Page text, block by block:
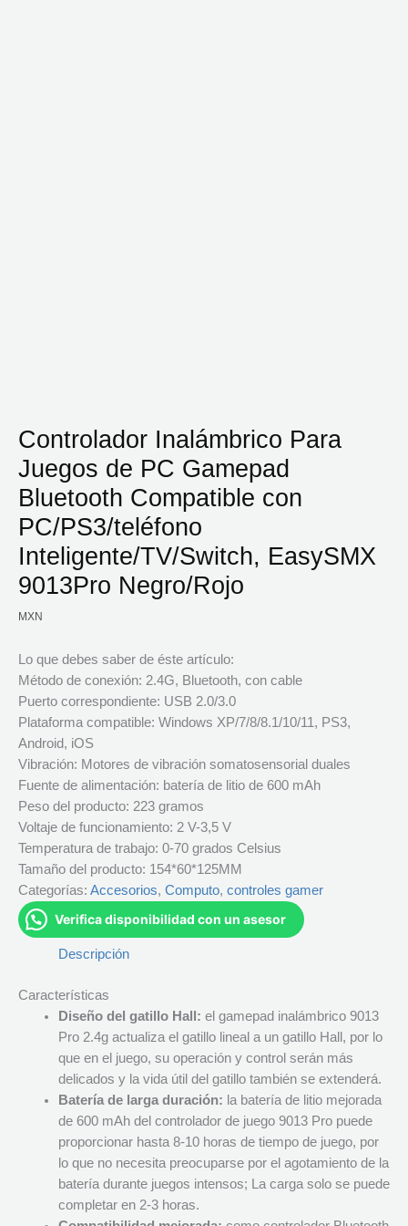
Controlador Inalámbrico Para
Juegos de PC Gamepad
Bluetooth Compatible con
PC/PS3/teléfono
Inteligente/TV/Switch, EasySMX
9013Pro Negro/Rojo
MXN
Lo que debes saber de éste artículo:
Método de conexión: 2.4G, Bluetooth, con cable
Puerto correspondiente: USB 2.0/3.0
Plataforma compatible: Windows XP/7/8/8.1/10/11, PS3,
Android, iOS
Vibración: Motores de vibración somatosensorial duales
Fuente de alimentación: batería de litio de 600 mAh
Peso del producto: 223 gramos
Voltaje de funcionamiento: 2 V-3,5 V
Temperatura de trabajo: 0-70 grados Celsius
Tamaño del producto: 154*60*125MM
Categorías: Accesorios, Computo, controles gamer
Verifica disponibilidad con un asesor
Descripción
Características
Diseño del gatillo Hall: el gamepad inalámbrico 9013
Pro 2.4g actualiza el gatillo lineal a un gatillo Hall, por lo
que en el juego, su operación y control serán más
delicados y la vida útil del gatillo también se extenderá.
Batería de larga duración: la batería de litio mejorada
de 600 mAh del controlador de juego 9013 Pro puede
proporcionar hasta 8-10 horas de tiempo de juego, por
lo que no necesita preocuparse por el agotamiento de la
batería durante juegos intensos; La carga solo se puede
completar en 2-3 horas.